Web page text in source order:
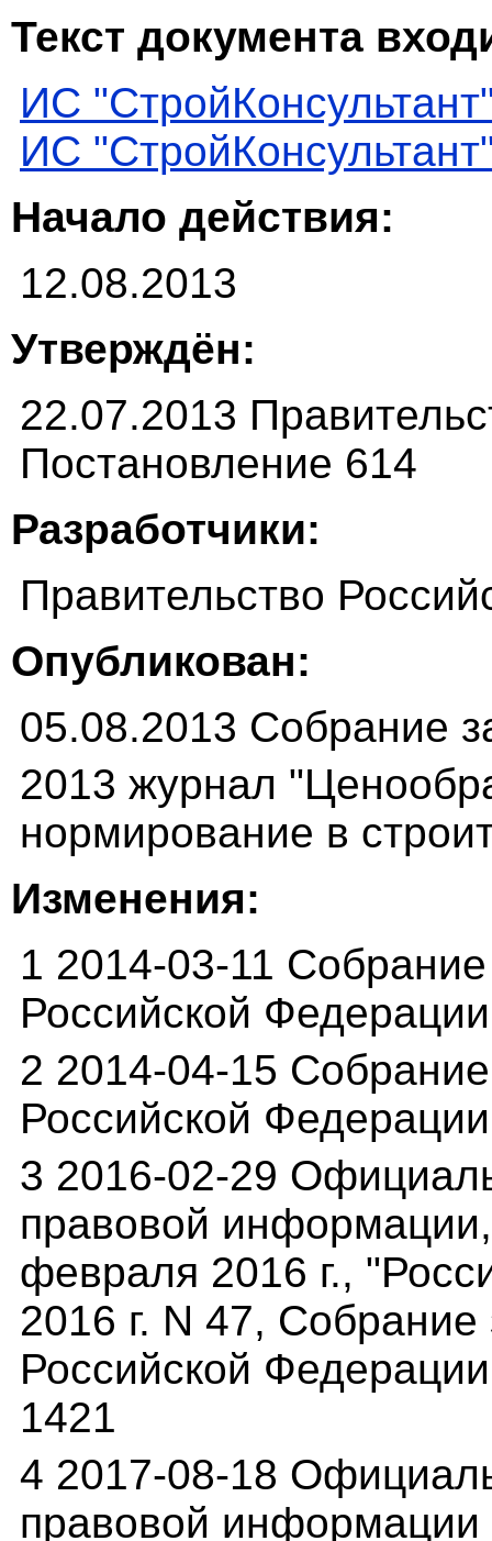
Текст документа
ИС
ИС
Начало действия:
12.08.2013
Утверждён:
22.07.2013
Постановление 614
Разработчики:
Правительство
Опубликован:
05.08.2013 Собрание
2013 журнал
нормирование в
Изменения:
1 2014-03-11 Собрание
Российской
2 2014-04-15
Российской
3 2016-02-29
правовой
февраля 2016 г.,
2016 г. N 47, Собрание
Российской
1421
4 2017-08-18
правовой информации